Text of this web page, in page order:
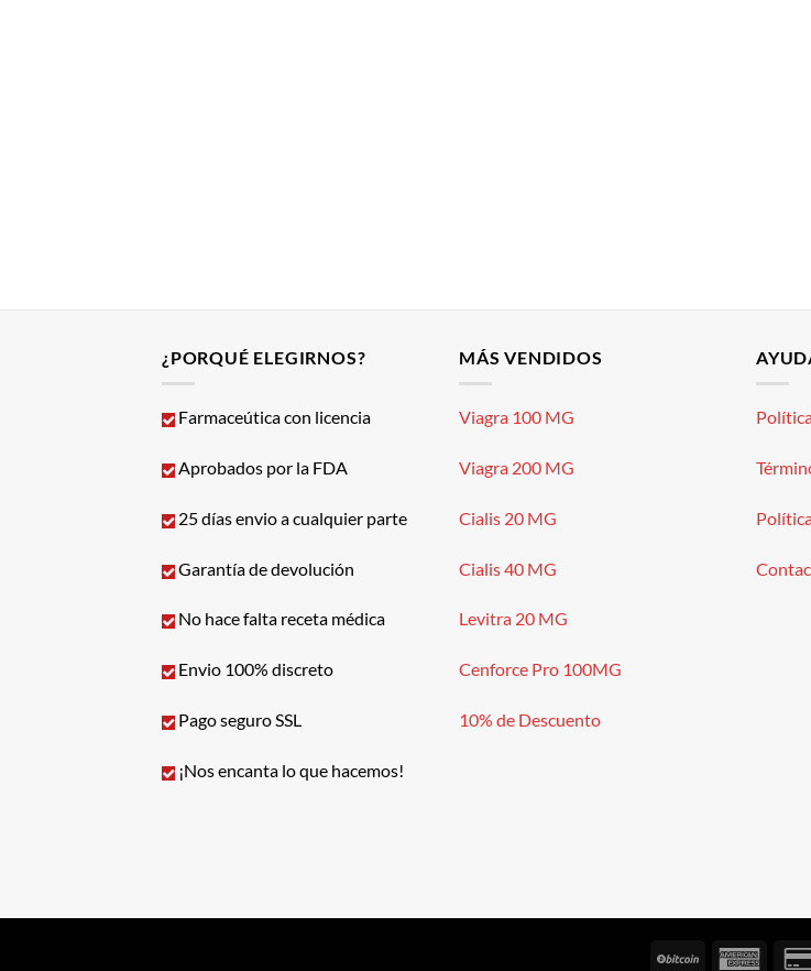
¿PORQUÉ ELEGIRNOS?
Farmaceútica con licencia
Aprobados por la FDA
25 días envio a cualquier parte
Garantía de devolución
No hace falta receta médica
Envio 100% discreto
Pago seguro SSL
¡Nos encanta lo que hacemos!
MÁS VENDIDOS
Viagra 100 MG
Viagra 200 MG
Cialis 20 MG
Cialis 40 MG
Levitra 20 MG
Cenforce Pro 100MG
10% de Descuento
BitCoin